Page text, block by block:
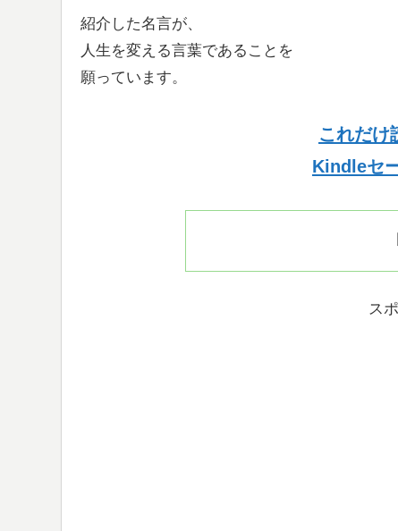
紹介した名言が、
人生を変える言葉であることを
願っています。
これだけ
Kindleセ
ス